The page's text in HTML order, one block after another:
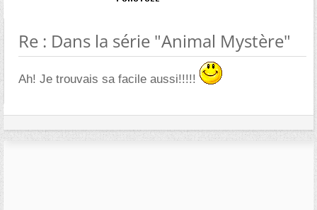
Re : Dans la série "Animal Mystère"
Ah! Je trouvais sa facile aussi!!!!!